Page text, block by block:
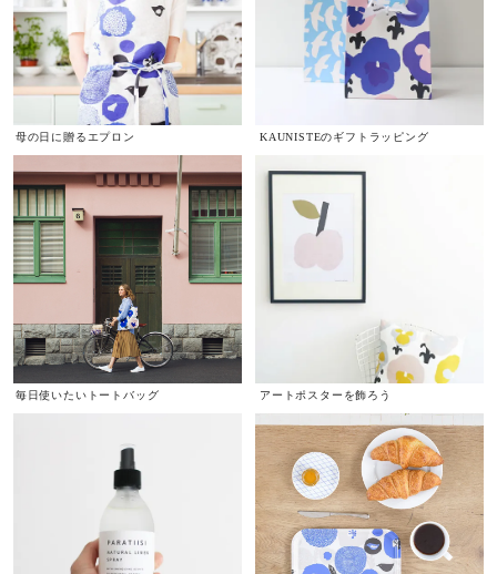
母の日に贈るエプロン KAUNISTEのギフトラッピング
毎日使いたいトートバッグ アートポスターを飾ろう